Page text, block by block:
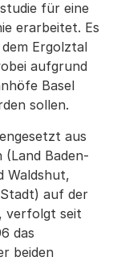
für eine
erarbeitet. Es
Ergolztal
aufgrund
Basel
sollen.
aus
Baden-
Waldshut,
auf der
verfolgt seit
das
beiden